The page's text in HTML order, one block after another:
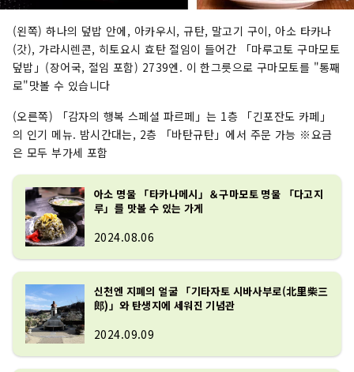
(왼쪽) 하나의 덮밥 안에, 아카우시, 규탄, 말고기 구이, 아소 타카나
(갓), 가라시렌콘, 히토요시 효탄 절임이 들어간 「마루고토 구마모토
덮밥」(장어국, 절임 포함) 2739엔. 이 한그릇으로 구마모토를 "통째
로"맛볼 수 있습니다
(오른쪽) 「감자의 행복 스페셜 파르페」는 1층 「긴포잔도 카페」
의 인기 메뉴. 밤시간대는, 2층 「바탄규탄」에서 주문 가능 ※요금
은 모두 부가세 포함
아소 명물 「타카나메시」＆구마모토 명물 「다고지
루」를 맛볼 수 있는 가게
2024.08.06
신천엔 지폐의 얼굴 「기타자토 시바사부로(北里柴三
郎)」와 탄생지에 세워진 기념관
2024.09.09